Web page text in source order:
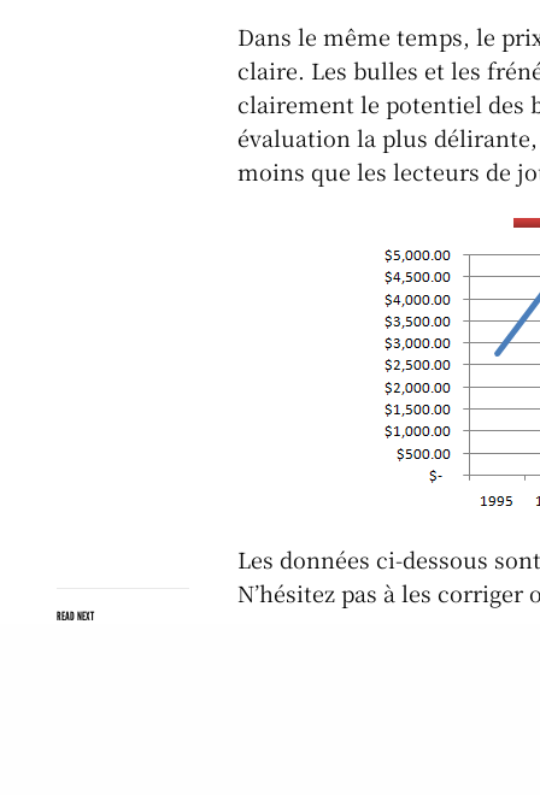
READ NEXT
Dans le même temps, le
claire. Les bulles et les
clairement le potentiel des
évaluation la plus
moins que les lecteurs de
Les données ci-dessous
N’hésitez pas à les corriger